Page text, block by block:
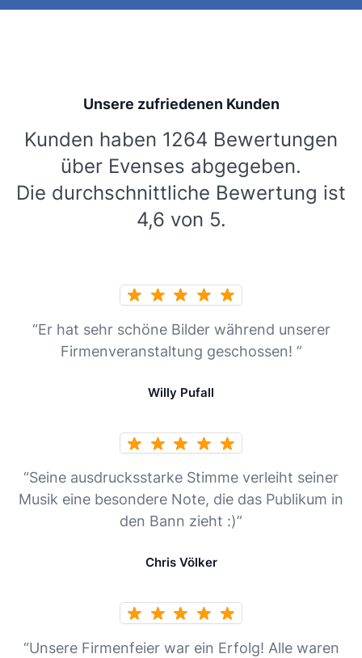
Unsere zufriedenen Kunden
Kunden haben 1264 Bewertungen
über Evenses abgegeben.
Die durchschnittliche Bewertung ist
4,6 von 5.
“Er hat sehr schöne Bilder während unserer
Firmenveranstaltung geschossen! ”
Willy Pufall
“Seine ausdrucksstarke Stimme verleiht seiner
Musik eine besondere Note, die das Publikum in
den Bann zieht :)”
Chris Völker
“Unsere Firmenfeier war ein Erfolg! Alle waren